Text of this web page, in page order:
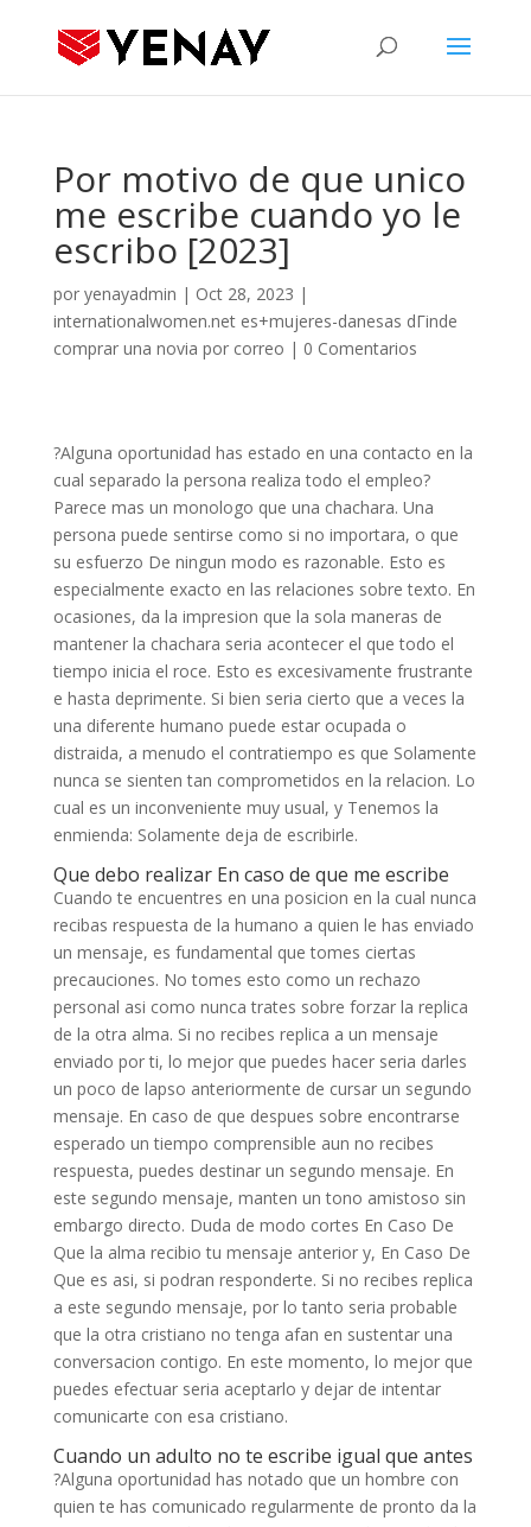
Por motivo de que unico
me escribe cuando yo le
escribo [2023]
por yenayadmin | Oct 28, 2023 |
internationalwomen.net es+mujeres-danesas dГіnde
comprar una novia por correo | 0 Comentarios
?Alguna oportunidad has estado en una contacto en la
cual separado la persona realiza todo el empleo?
Parece mas un monologo que una chachara. Una
persona puede sentirse como si no importara, o que
su esfuerzo De ningun modo es razonable. Esto es
especialmente exacto en las relaciones sobre texto. En
ocasiones, da la impresion que la sola maneras de
mantener la chachara seri­a acontecer el que todo el
tiempo inicia el roce. Esto es excesivamente frustrante
e hasta deprimente. Si bien seri­a cierto que a veces la
una diferente humano puede estar ocupada o
distraida, a menudo el contratiempo es que Solamente
nunca se sienten tan comprometidos en la relacion. Lo
cual es un inconveniente muy usual, y Tenemos la
enmienda: Solamente deja de escribirle.
Que debo realizar En caso de que me escribe
Cuando te encuentres en una posicion en la cual nunca
recibas respuesta de la humano a quien le has enviado
un mensaje, es fundamental que tomes ciertas
precauciones. No tomes esto como un rechazo
personal asi­ como nunca trates sobre forzar la replica
de la otra alma. Si no recibes replica a un mensaje
enviado por ti, lo mejor que puedes hacer seri­a darles
un poco de lapso anteriormente de cursar un segundo
mensaje. En caso de que despues sobre encontrarse
esperado un tiempo comprensible aun no recibes
respuesta, puedes destinar un segundo mensaje. En
este segundo mensaje, manten un tono amistoso sin
embargo directo. Duda de modo cortes En Caso De
Que la alma recibio tu mensaje anterior y, En Caso De
Que es asi, si podran responderte. Si no recibes replica
a este segundo mensaje, por lo tanto seri­a probable
que la otra cristiano no tenga afan en sustentar una
conversacion contigo. En este momento, lo mejor que
puedes efectuar seri­a aceptarlo y dejar de intentar
comunicarte con esa cristiano.
Cuando un adulto no te escribe igual que antes
?Alguna oportunidad has notado que un hombre con
quien te has comunicado regularmente de pronto da la